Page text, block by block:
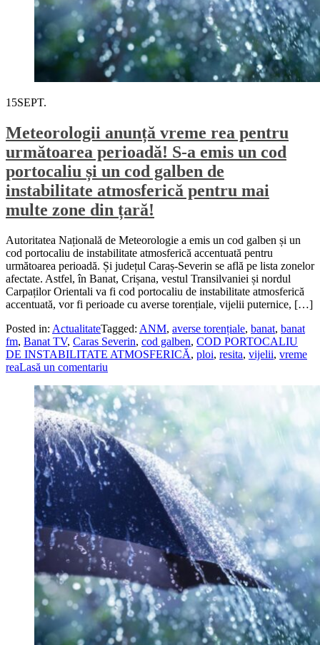
15SEPT.
Meteorologii anunță vreme rea pentru
următoarea perioadă! S-a emis un cod
portocaliu și un cod galben de
instabilitate atmosferică pentru mai
multe zone din țară!
Autoritatea Națională de Meteorologie a emis un cod galben și un
cod portocaliu de instabilitate atmosferică accentuată pentru
următoarea perioadă. Și județul Caraș-Severin se află pe lista zonelor
afectate. Astfel, în Banat, Crișana, vestul Transilvaniei și nordul
Carpaților Orientali va fi cod portocaliu de instabilitate atmosferică
accentuată, vor fi perioade cu averse torențiale, vijelii puternice, […]
Posted in: ActualitateTagged: ANM, averse torențiale, banat, banat
fm, Banat TV, Caras Severin, cod galben, COD PORTOCALIU
DE INSTABILITATE ATMOSFERICĂ, ploi, resita, vijelii, vreme
reaLasă un comentariu